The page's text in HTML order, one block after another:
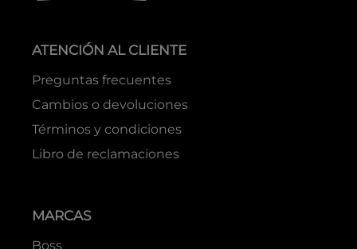
ATENCIÓN AL CLIENTE
Preguntas frecuentes
Cambios o devoluciones
Términos y condiciones
Libro de reclamaciones
MARCAS
Boss